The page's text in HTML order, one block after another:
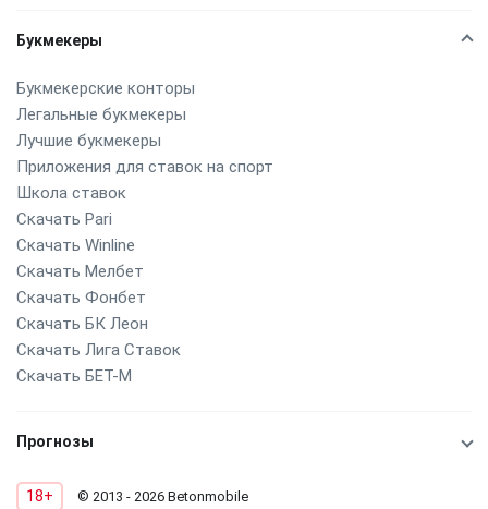
Букмекеры
Букмекерские конторы
Легальные букмекеры
Лучшие букмекеры
Приложения для ставок на спорт
Школа ставок
Скачать Pari
Скачать Winline
Скачать Мелбет
Скачать Фонбет
Скачать БК Леон
Скачать Лига Ставок
Скачать БЕТ-М
Прогнозы
18+ © 2013 - 2026 Betonmobile